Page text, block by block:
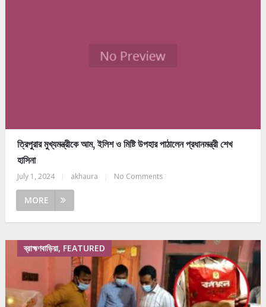
ত্রিপুরার মুখ্যমন্ত্রীকে আম, ইলিশ ও মিষ্টি উপহার পাঠালেন প্রধানমন্ত্রী শেখ
হাসিনা
July 1, 2024 akhaura No Comments
MORE
ব্রাহ্মণবাড়িয়া, FEATURED